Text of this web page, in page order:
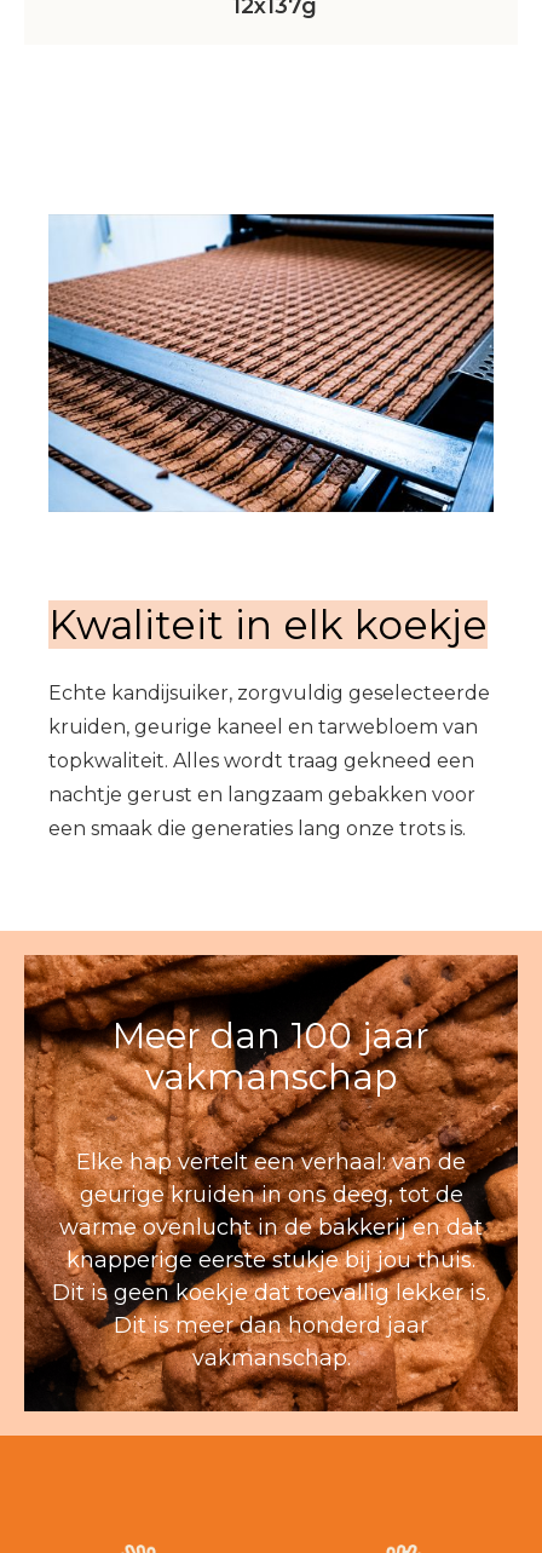
12x137g
Kwaliteit in elk koekje
Echte kandijsuiker, zorgvuldig geselecteerde
kruiden, geurige kaneel en tarwebloem van
topkwaliteit. Alles wordt traag gekneed een
nachtje gerust en langzaam gebakken voor
een smaak die generaties lang onze trots is.
Meer dan 100 jaar
vakmanschap
Elke hap vertelt een verhaal: van de
geurige kruiden in ons deeg, tot de
warme ovenlucht in de bakkerij en dat
knapperige eerste stukje bij jou thuis.
Dit is geen koekje dat toevallig lekker is.
Dit is meer dan honderd jaar
vakmanschap.